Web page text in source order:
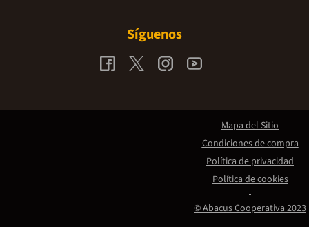
Síguenos
© Abacus Cooperativa 2023
Mapa del Sitio
Condiciones de compra
Política de privacidad
Política de cookies